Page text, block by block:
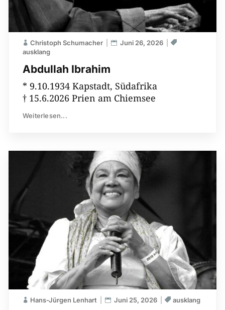
Abdullah Ibrahim
Christoph Schumacher
Juni 26, 2026
ausklang
* 9.10.1934 Kapstadt, Südafrika
† 15.6.2026 Prien am Chiemsee
Weiterlesen...
Hans-Jürgen Lenhart Juni 25, 2026 ausklang